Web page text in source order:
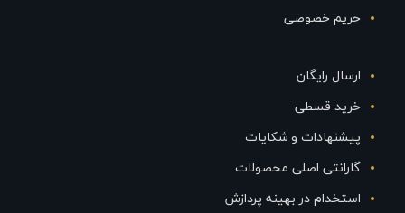
حریم خصوصی
ارسال رایگان
خرید قسطی
پیشنهادات و شکایات
گارانتی اصلی محصولات
استخدام در بهینه پردازش